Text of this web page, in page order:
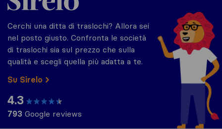
Cerchi una ditta di traslochi? Allora sei
nel posto giusto. Confronta le società
di traslochi sia sul prezzo che sulla
qualità e scegli quella più adatta a te.
Su Sirelo
4.3
793 Google reviews